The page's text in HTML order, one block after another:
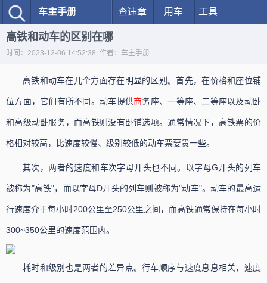
车主手册 查违章 用车 工具
高铁和动车的区别在哪
时间：2023-12-06 14:52:38 作者：车主手册
高铁和动车在几个方面存在明显的区别。首先，在价格和座位铺
位方面，它们有所不同。动车提供商务座、一等座、二等座以及动卧
和高级动卧服务，而高铁则没有卧铺选项。通常情况下，高铁票的价
格相对较高，比速度较慢、级别较低的动车票要贵一些。
其次，两者的速度和车次字母开头也不同。以字母G开头的列车
被称为"高铁"，而以字母D开头的列车则被称为"动车"。动车的最高运
行速度介于每小时200公里至250公里之间，而高铁通常保持在每小时
300~350公里的速度范围内。
耗时和级别也是两者的差异点。行车顺序与速度息息相关，速度